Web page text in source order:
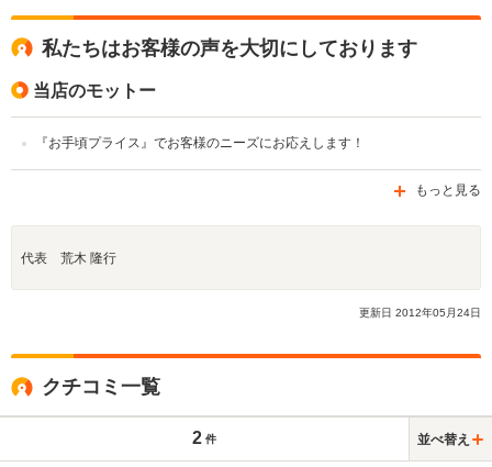
私たちはお客様の声を大切にしております
当店のモットー
『お手頃プライス』でお客様のニーズにお応えします！
もっと見る
代表 荒木 隆行
更新日 2012年05 月24日
クチコミ一覧
2 件 並べ替え